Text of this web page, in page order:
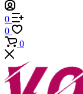
0
0
0